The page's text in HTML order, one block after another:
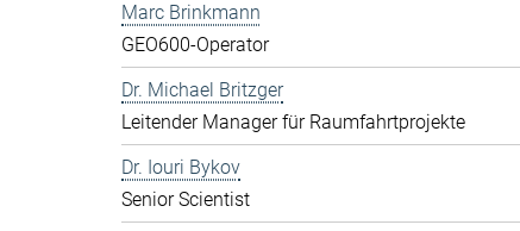
Marc Brinkmann
GEO600-Operator
Dr. Michael Britzger
Leitender Manager für Raumfahrtprojekte
Dr. Iouri Bykov
Senior Scientist